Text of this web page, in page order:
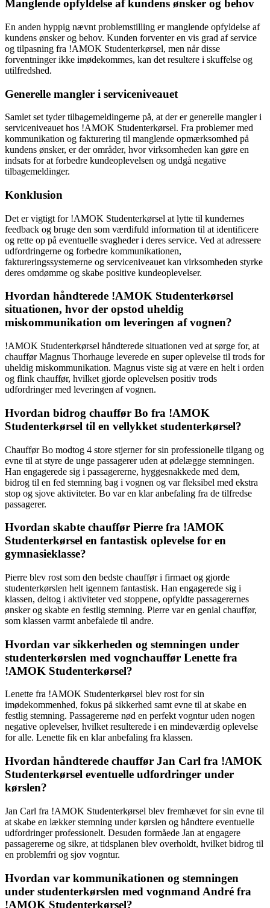
Manglende opfyldelse af kundens ønsker og behov
En anden hyppig nævnt problemstilling er manglende opfyldelse af
kundens ønsker og behov. Kunden forventer en vis grad af service
og tilpasning fra !AMOK Studenterkørsel, men når disse
forventninger ikke imødekommes, kan det resultere i skuffelse og
utilfredshed.
Generelle mangler i serviceniveauet
Samlet set tyder tilbagemeldingerne på, at der er generelle mangler i
serviceniveauet hos !AMOK Studenterkørsel. Fra problemer med
kommunikation og fakturering til manglende opmærksomhed på
kundens ønsker, er der områder, hvor virksomheden kan gøre en
indsats for at forbedre kundeoplevelsen og undgå negative
tilbagemeldinger.
Konklusion
Det er vigtigt for !AMOK Studenterkørsel at lytte til kundernes
feedback og bruge den som værdifuld information til at identificere
og rette op på eventuelle svagheder i deres service. Ved at adressere
udfordringerne og forbedre kommunikationen,
faktureringssystemerne og serviceniveauet kan virksomheden styrke
deres omdømme og skabe positive kundeoplevelser.
Hvordan håndterede !AMOK Studenterkørsel
situationen, hvor der opstod uheldig
miskommunikation om leveringen af vognen?
!AMOK Studenterkørsel håndterede situationen ved at sørge for, at
chauffør Magnus Thorhauge leverede en super oplevelse til trods for
uheldig miskommunikation. Magnus viste sig at være en helt i orden
og flink chauffør, hvilket gjorde oplevelsen positiv trods
udfordringer med leveringen af vognen.
Hvordan bidrog chauffør Bo fra !AMOK
Studenterkørsel til en vellykket studenterkørsel?
Chauffør Bo modtog 4 store stjerner for sin professionelle tilgang og
evne til at styre de unge passagerer uden at ødelægge stemningen.
Han engagerede sig i passagererne, hyggesnakkede med dem,
bidrog til en fed stemning bag i vognen og var fleksibel med ekstra
stop og sjove aktiviteter. Bo var en klar anbefaling fra de tilfredse
passagerer.
Hvordan skabte chauffør Pierre fra !AMOK
Studenterkørsel en fantastisk oplevelse for en
gymnasieklasse?
Pierre blev rost som den bedste chauffør i firmaet og gjorde
studenterkørslen helt igennem fantastisk. Han engagerede sig i
klassen, deltog i aktiviteter ved stoppene, opfyldte passagerernes
ønsker og skabte en festlig stemning. Pierre var en genial chauffør,
som klassen varmt anbefalede til andre.
Hvordan var sikkerheden og stemningen under
studenterkørslen med vognchauffør Lenette fra
!AMOK Studenterkørsel?
Lenette fra !AMOK Studenterkørsel blev rost for sin
imødekommenhed, fokus på sikkerhed samt evne til at skabe en
festlig stemning. Passagererne nød en perfekt vogntur uden nogen
negative oplevelser, hvilket resulterede i en mindeværdig oplevelse
for alle. Lenette fik en klar anbefaling fra klassen.
Hvordan håndterede chauffør Jan Carl fra !AMOK
Studenterkørsel eventuelle udfordringer under
kørslen?
Jan Carl fra !AMOK Studenterkørsel blev fremhævet for sin evne til
at skabe en lækker stemning under kørslen og håndtere eventuelle
udfordringer professionelt. Desuden formåede Jan at engagere
passagererne og sikre, at tidsplanen blev overholdt, hvilket bidrog til
en problemfri og sjov vogntur.
Hvordan var kommunikationen og stemningen
under studenterkørslen med vognmand André fra
!AMOK Studenterkørsel?